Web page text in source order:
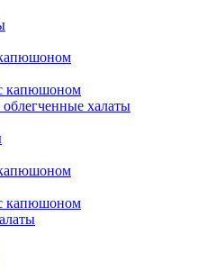
капюшоном
халаты
капюшоном